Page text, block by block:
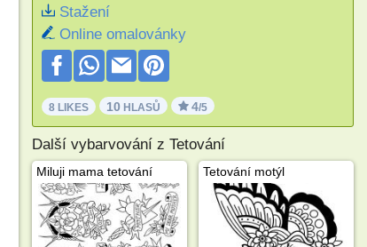
Stažení
Online omalovánky
8 LIKES 10 HLASŮ 4/5
Další vybarvování z Tetování
Miluji mama tetování Tetování motýl